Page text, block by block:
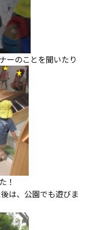
ーのことを聞いたり
！
は、公園でも遊びま